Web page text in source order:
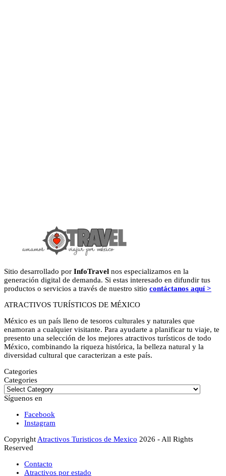
Sitio desarrollado por InfoTravel nos especializamos en la
generación digital de demanda. Si estas interesado en difundir tus
productos o servicios a través de nuestro sitio contáctanos aquí >
ATRACTIVOS TURÍSTICOS DE MÉXICO
México es un país lleno de tesoros culturales y naturales que
enamoran a cualquier visitante. Para ayudarte a planificar tu viaje, te
presento una selección de los mejores atractivos turísticos de todo
México, combinando la riqueza histórica, la belleza natural y la
diversidad cultural que caracterizan a este país.
Categories
Categories
Síguenos en
Facebook
Instagram
CopyrightAtractivos Turisticos de Mexico 2026 - All Rights
Reserved
Contacto
Atractivos por estado